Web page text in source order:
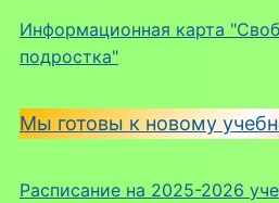
Информационная карта
подростка"
Мы готовы к новому
Расписание на 2025-2026